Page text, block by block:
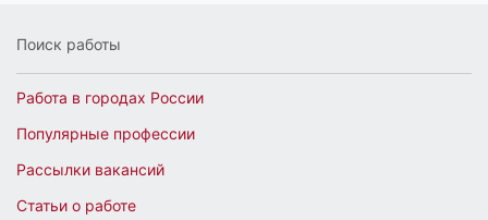
Поиск работы
Работа в городах России
Популярные профессии
Рассылки вакансий
Статьи о работе